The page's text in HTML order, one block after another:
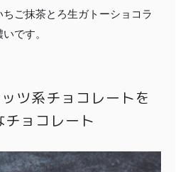
ご抹茶とろ生ガトーショコラ
です。
ツ系チョコレートを
ョコレート